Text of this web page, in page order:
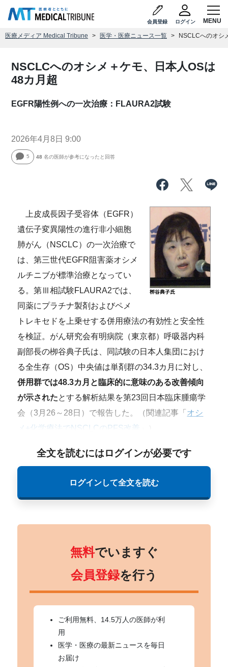
会員登録 ログイン
医療メディア Medical Tribune 医学・医療ニュース一覧 NSCLCへのオシ
NSCLCへのオシメ＋ケモ、日本人OSは
48カ月超
EGFR陽性例への一次治療：FLAURA2試験
2026年4月8日 9:00
5 48 名の医師が参考になったと回答
上皮成長因子受容体（EGFR）
遺伝子変異陽性の進行非小細胞
肺がん（NSCLC）の一次治療で
は、第三世代EGFR阻害薬オシメ
ルチニブが標準治療となってい
る。第Ⅲ相試験FLAURA2では、
同薬にプラチナ製剤およびペメ
トレキセドを上乗せする併用療法の有効性と安全性
を検証。がん研究会有明病院（東京都）呼吸器内科
副部長の栁谷典子氏は、同試験の日本人集団におけ
る全生存（OS）中央値は単剤群の34.3カ月に対し、
併用群では48.3カ月と臨床的に意味のある改善傾向
が示されたとする解析結果を第23回日本臨床腫瘍学
会（3月26～28日）で報告した。（関連記事「 オシ
メ+化学療法でNSCLCのPFS改善
全文を読むにはログインが必要です
ログインして全文を読む
無料でいますぐ
会員登録を行う
ご利用無料、14.5万人の医師が利
用
医学・医療の最新ニュースを毎日
お届け